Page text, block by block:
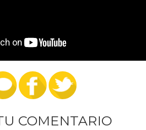
COMENTARIO